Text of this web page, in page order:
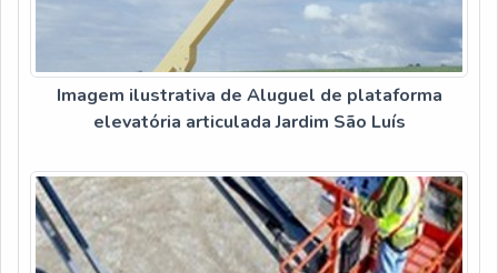
Imagem ilustrativa de Aluguel de plataforma
elevatória articulada Jardim São Luís